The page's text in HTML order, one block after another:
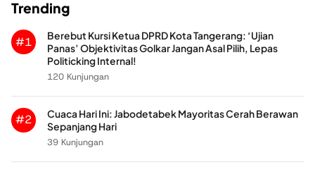
Trending
#1
Berebut Kursi Ketua DPRD Kota Tangerang: ‘Ujian
Panas’ Objektivitas Golkar Jangan Asal Pilih, Lepas
Politicking Internal!
120 Kunjungan
#2
Cuaca Hari Ini: Jabodetabek Mayoritas Cerah Berawan
Sepanjang Hari
39 Kunjungan